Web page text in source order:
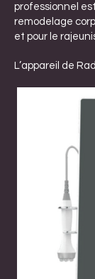
professionnel
remodelage
et pour le
L’appareil de